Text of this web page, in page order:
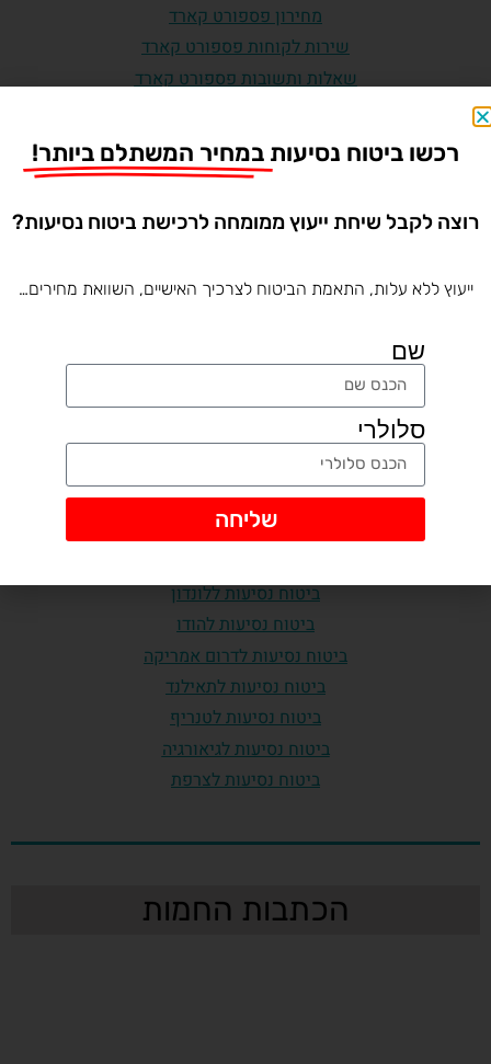
מחירון פספורט קארד
שירות לקוחות פספורט קארד
שאלות ותשובות פספורט קארד
ביטוח נסיעות לארצות הברית
ביטוח נסיעות לטורקיה
ביטוח נסיעות ליוון
ביטוח נסיעות לאיטליה
ביטוח נסיעות לליטא
ביטוח נסיעות ללונדון
ביטוח נסיעות להודו
ביטוח נסיעות לדרום אמריקה
ביטוח נסיעות לתאילנד
ביטוח נסיעות לטנריף
ביטוח נסיעות לגיאורגיה
ביטוח נסיעות לצרפת
הכתבות החמות
רכשו ביטוח נסיעות במחיר המשתלם ביותר!
רוצה לקבל שיחת ייעוץ ממומחה לרכישת ביטוח נסיעות?
ייעוץ ללא עלות, התאמת הביטוח לצרכיך האישיים, השוואת מחירים…
שם
סלולרי
שליחה